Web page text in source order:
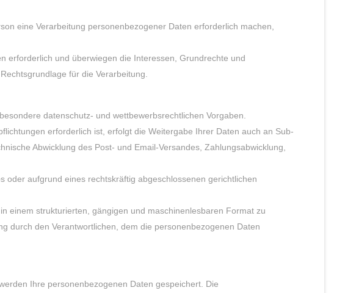
eine Verarbeitung personenbezogener Daten erforderlich machen,
erforderlich und überwiegen die Interessen, Grundrechte und
für die Verarbeitung.
datenschutz- und wettbewerbsrechtlichen Vorgaben.
erforderlich ist, erfolgt die Weitergabe Ihrer Daten auch an Sub-
Abwicklung des Post- und Email-Versandes, Zahlungsabwicklung,
aufgrund eines rechtskräftig abgeschlossenen gerichtlichen
einem strukturierten, gängigen und maschinenlesbaren Format zu
durch den Verantwortlichen, dem die personenbezogenen Daten
Ihre personenbezogenen Daten gespeichert. Die